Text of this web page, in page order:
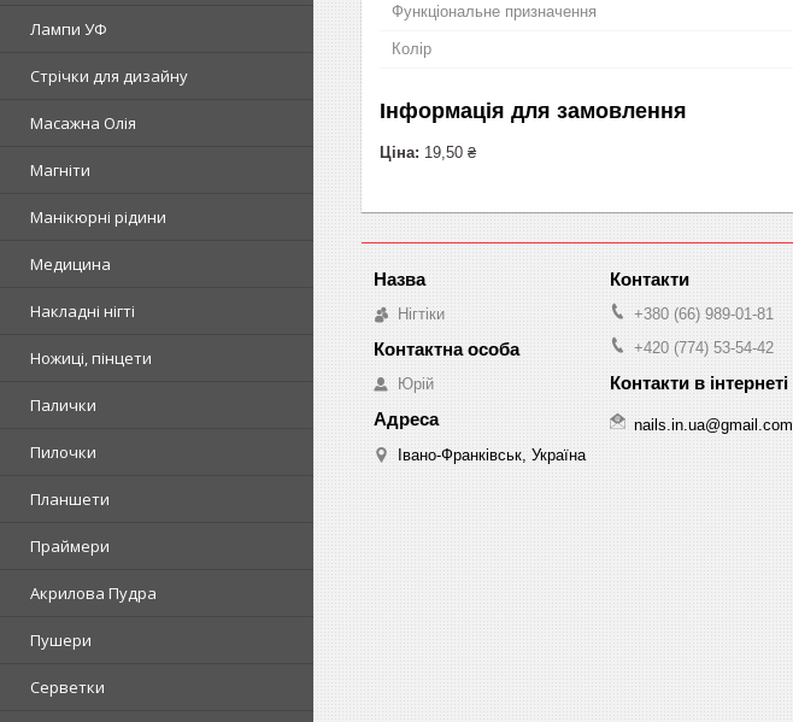
Лампи УФ
Стрічки для дизайну
Масажна Олія
Магніти
Манікюрні рідини
Медицина
Накладні нігті
Ножиці, пінцети
Палички
Пилочки
Планшети
Праймери
Акрилова Пудра
Пушери
Серветки
Функціональне призначення
Колір
Інформація для замовлення
Ціна: 19,50 ₴
Нігтіки
Юрій
Івано-Франківськ, Україна
+380 (66) 989-01-81
+420 (774) 53-54-42
nails.in.ua@gmail.com